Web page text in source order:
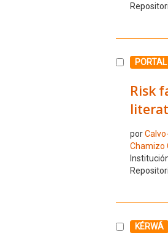
Seleccione
Risk
por
Chamizo
Seleccione
KÉRWÁ